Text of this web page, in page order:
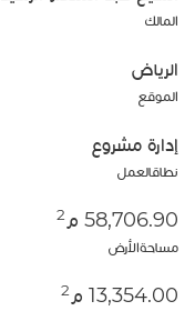
المالك
الرياض
الموقع
إدارة مشروع
نطاقالعمل
58,706.90 م 2
مساحةالأرض
13,354.00 م 2